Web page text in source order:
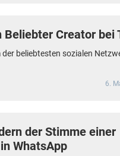
Beliebter Creator bei
der beliebtesten sozialen
6.
der Stimme einer
WhatsApp